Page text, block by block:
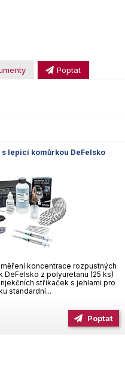
Poptat
s lepicí komůrkou DeFelsko
koncentrace rozpustných
DeFelsko z polyuretanu (25 ks)
stříkaček s jehlami pro
standardní...
Poptat